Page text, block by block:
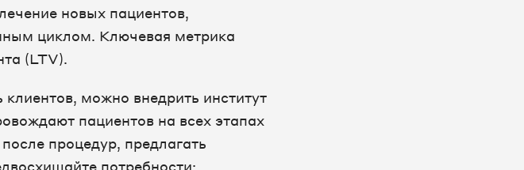
новых пациентов,
циклом. Ключевая метрика
(LTV).
можно внедрить институт
пациентов на всех этапах
процедур, предлагать
потребности: